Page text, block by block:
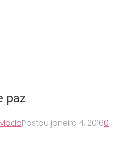
paz
Postou janeiro 4, 20160